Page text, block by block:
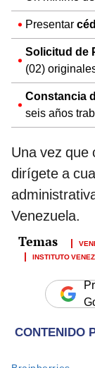
Presentar
Solicitud de
(02)
Constancia
seis años
Una vez que
dirígete a
Venezuela.
INSTITUTO